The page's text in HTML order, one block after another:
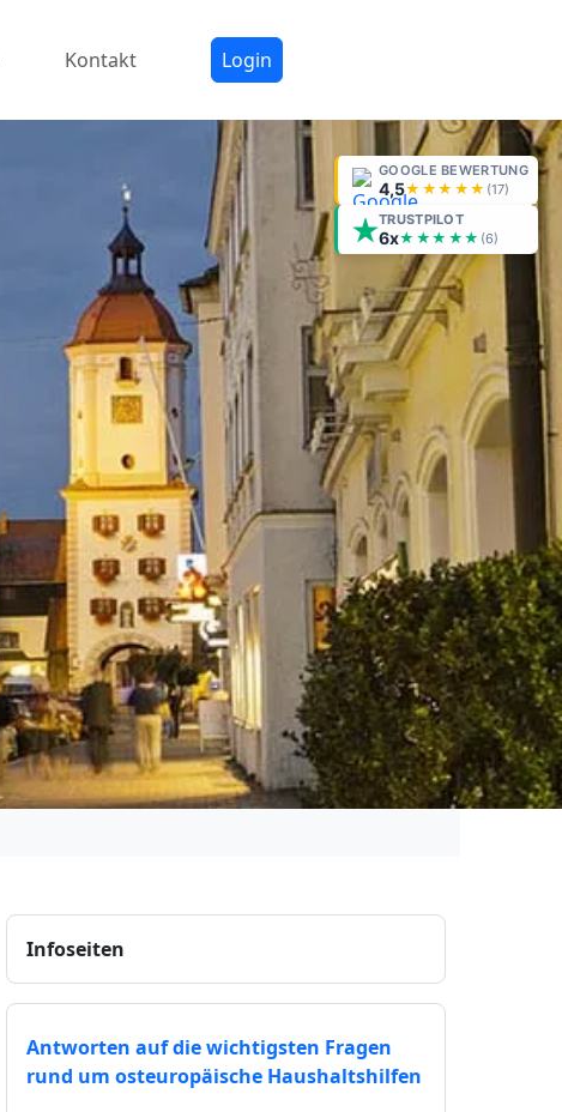
Kontakt Login
GOOGLE BEWERTUNG
4,5★★★★★ (17)
TRUSTPILOT
6x★★★★★ (6)
Infoseiten
Antworten auf die wichtigsten Fragen
rund um osteuropäische Haushaltshilfen